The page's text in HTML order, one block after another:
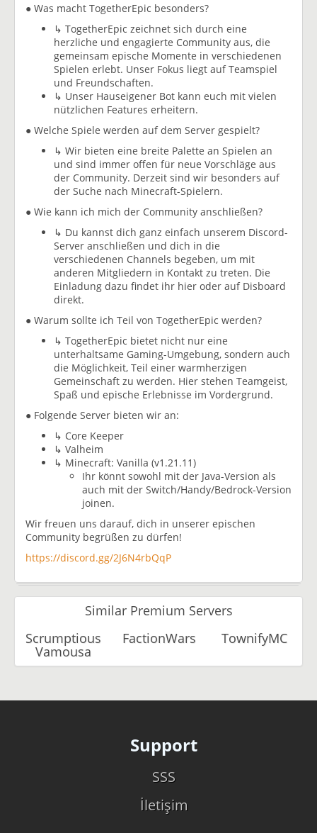
● Was macht TogetherEpic besonders?
↳ TogetherEpic zeichnet sich durch eine
herzliche und engagierte Community aus, die
gemeinsam epische Momente in verschiedenen
Spielen erlebt. Unser Fokus liegt auf Teamspiel
und Freundschaften.
↳ Unser Hauseigener Bot kann euch mit vielen
nützlichen Features erheitern.
● Welche Spiele werden auf dem Server gespielt?
↳ Wir bieten eine breite Palette an Spielen an
und sind immer offen für neue Vorschläge aus
der Community. Derzeit sind wir besonders auf
der Suche nach Minecraft-Spielern.
● Wie kann ich mich der Community anschließen?
↳ Du kannst dich ganz einfach unserem Discord-
Server anschließen und dich in die
verschiedenen Channels begeben, um mit
anderen Mitgliedern in Kontakt zu treten. Die
Einladung dazu findet ihr hier oder auf Disboard
direkt.
● Warum sollte ich Teil von TogetherEpic werden?
↳ TogetherEpic bietet nicht nur eine
unterhaltsame Gaming-Umgebung, sondern auch
die Möglichkeit, Teil einer warmherzigen
Gemeinschaft zu werden. Hier stehen Teamgeist,
Spaß und epische Erlebnisse im Vordergrund.
● Folgende Server bieten wir an:
↳ Core Keeper
↳ Valheim
↳ Minecraft: Vanilla (v1.21.11)
Ihr könnt sowohl mit der Java-Version als
auch mit der Switch/Handy/Bedrock-Version
joinen.
Wir freuen uns darauf, dich in unserer epischen
Community begrüßen zu dürfen!
https://discord.gg/2J6N4rbQqP
Similar Premium Servers
Scrumptious
Vamousa
FactionWars TownifyMC
Support
SSS
İletişim